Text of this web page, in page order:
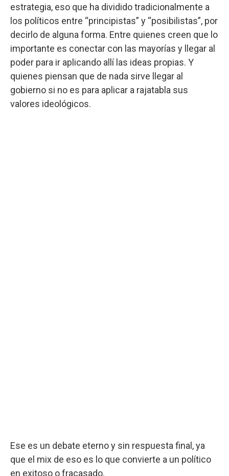
estrategia, eso que ha dividido tradicionalmente a
los políticos entre “principistas” y “posibilistas”, por
decirlo de alguna forma. Entre quienes creen que lo
importante es conectar con las mayorías y llegar al
poder para ir aplicando allí las ideas propias. Y
quienes piensan que de nada sirve llegar al
gobierno si no es para aplicar a rajatabla sus
valores ideológicos.
Ese es un debate eterno y sin respuesta final, ya
que el mix de eso es lo que convierte a un político
en exitoso o fracasado.